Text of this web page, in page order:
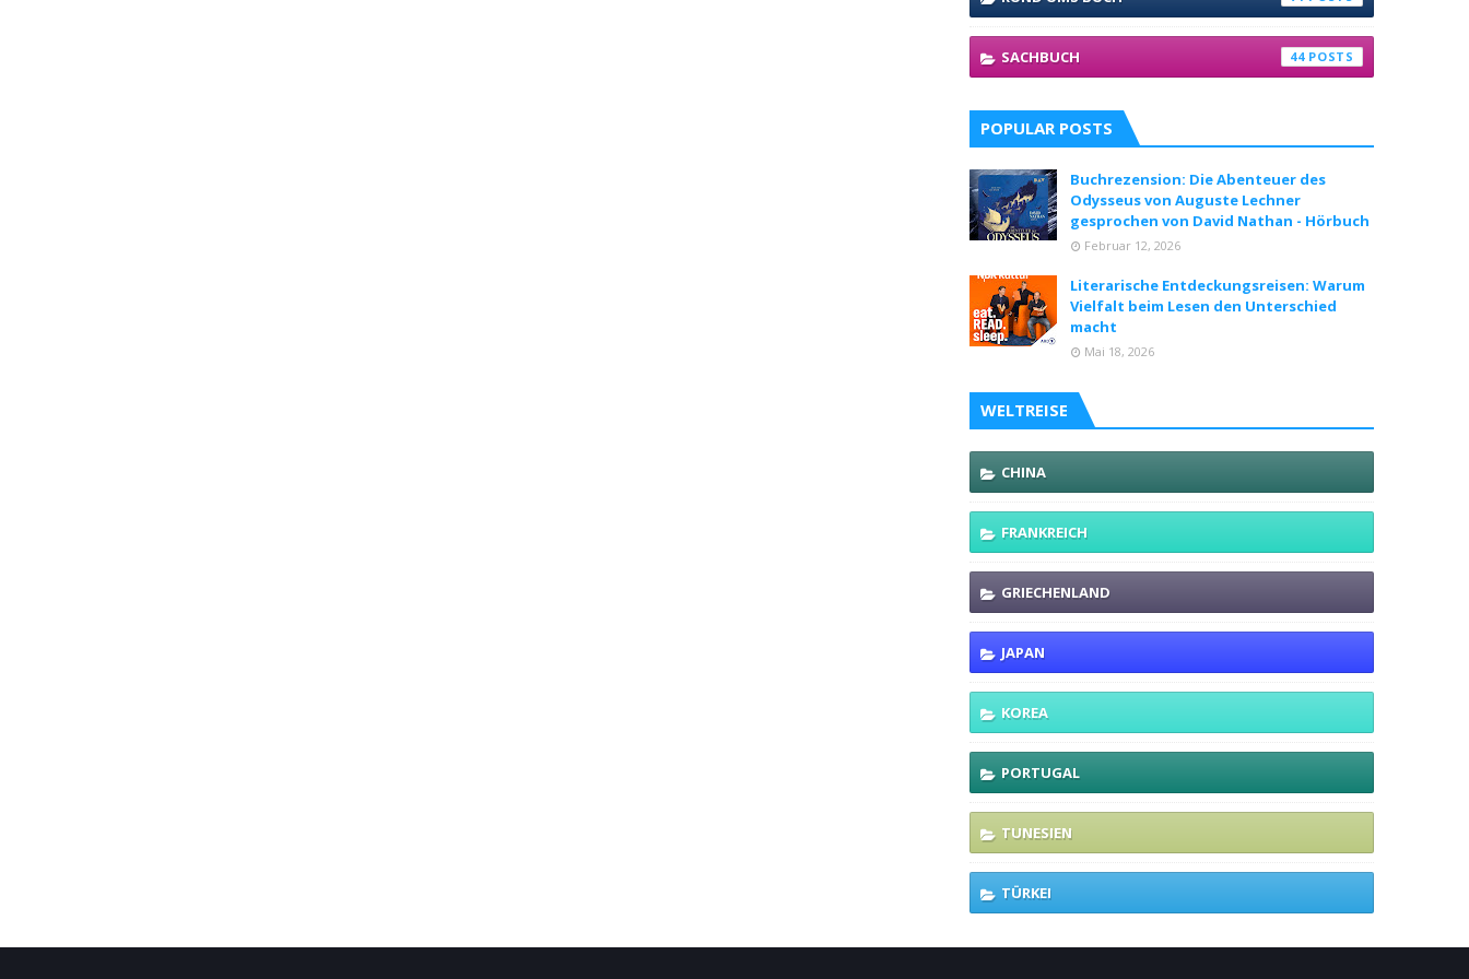
SACHBUCH 44
POPULAR POSTS
Buchrezension: Die Abenteuer des
Odysseus von Auguste Lechner
gesprochen von David Nathan - Hörbuch
Februar 12, 2026
Literarische Entdeckungsreisen: Warum
Vielfalt beim Lesen den Unterschied
macht
Mai 18, 2026
WELTREISE
CHINA
FRANKREICH
GRIECHENLAND
JAPAN
KOREA
PORTUGAL
TUNESIEN
TÜRKEI